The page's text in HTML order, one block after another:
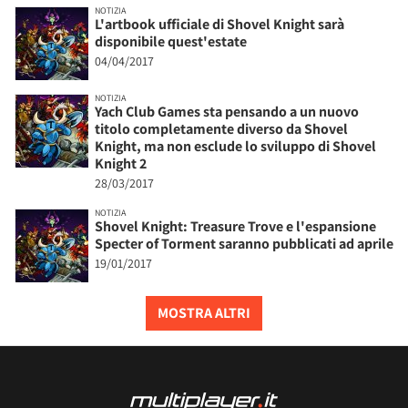
NOTIZIA
L'artbook ufficiale di Shovel Knight sarà
disponibile quest'estate
04/04/2017
NOTIZIA
Yach Club Games sta pensando a un nuovo
titolo completamente diverso da Shovel
Knight, ma non esclude lo sviluppo di Shovel
Knight 2
28/03/2017
NOTIZIA
Shovel Knight: Treasure Trove e l'espansione
Specter of Torment saranno pubblicati ad aprile
19/01/2017
MOSTRA ALTRI